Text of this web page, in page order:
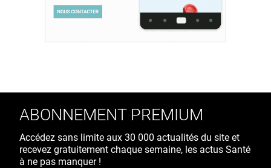
ABONNEMENT PREMIUM
Accédez sans limite aux 30 000 actualités du site et
recevez gratuitement chaque semaine, les actus Santé
à ne pas manquer !